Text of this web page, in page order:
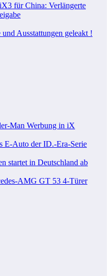
für China: Verlängerte
und Ausstattungen geleakt !
Man Werbung in iX
E-Auto der ID.-Era-Serie
startet in Deutschland ab
AMG GT 53 4-Türer